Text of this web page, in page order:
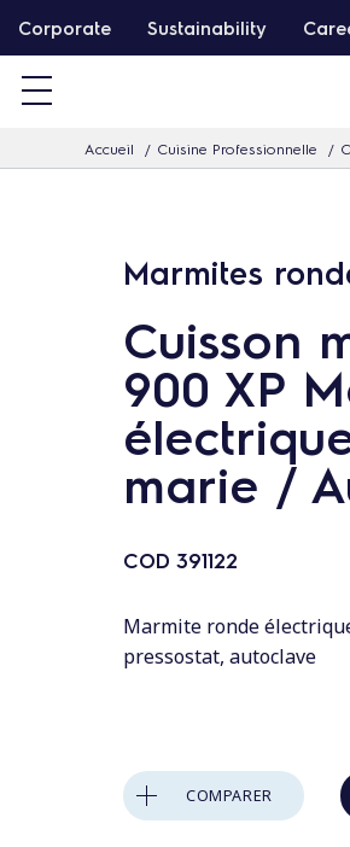
a
Corporate Sustainability
Accueil Cuisine Professionnelle
Marmites
Cuisson
900 XP
marie /
COD 391122
Marmite ronde
pressostat, autoclave
COMPARER